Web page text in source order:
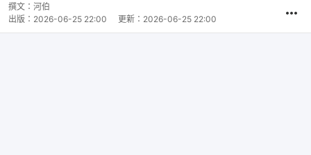
撰文： 河伯
出版： 2026-06-25 22:00 更新： 2026-06-25 22:00